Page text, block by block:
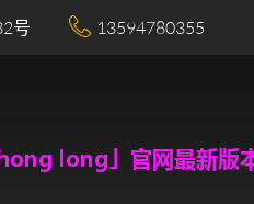
号 13594780355